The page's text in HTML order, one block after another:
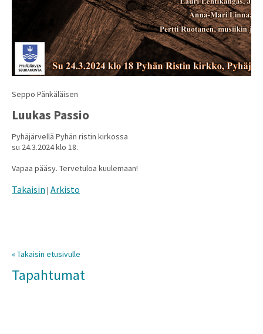
Seppo Pänkäläisen
Luukas Passio
Pyhäjärvellä Pyhän ristin kirkossa
su 24.3.2024 klo 18.
Vapaa pääsy. Tervetuloa kuulemaan!
Takaisin | Arkisto
« Takaisin etusivulle
Tapahtumat